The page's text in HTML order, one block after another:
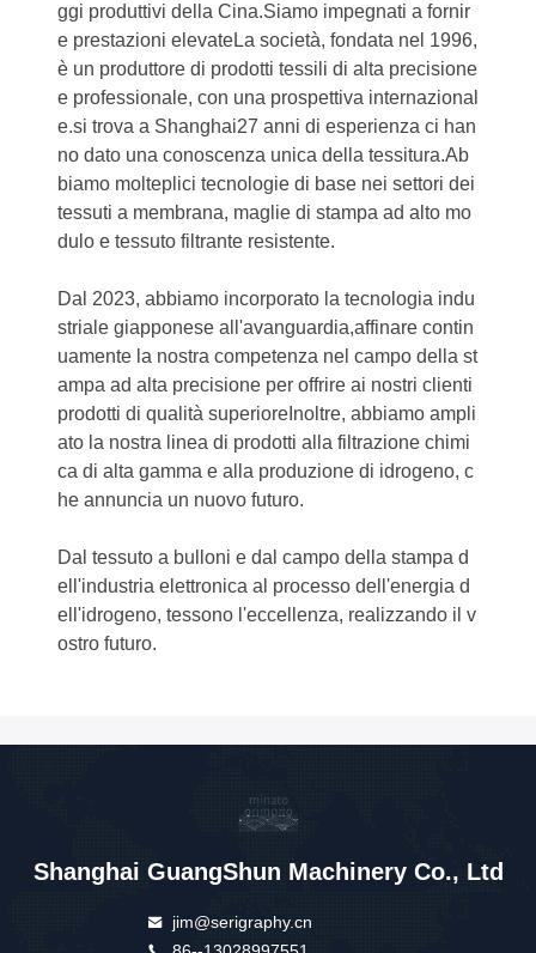
ggi produttivi della Cina.Siamo impegnati a fornir
e prestazioni elevateLa società, fondata nel 1996,
è un produttore di prodotti tessili di alta precisione
e professionale, con una prospettiva internazional
e.si trova a Shanghai27 anni di esperienza ci han
no dato una conoscenza unica della tessitura.Ab
biamo molteplici tecnologie di base nei settori dei
tessuti a membrana, maglie di stampa ad alto mo
dulo e tessuto filtrante resistente.
Dal 2023, abbiamo incorporato la tecnologia indu
striale giapponese all'avanguardia,affinare contin
uamente la nostra competenza nel campo della st
ampa ad alta precisione per offrire ai nostri clienti
prodotti di qualità superioreInoltre, abbiamo ampli
ato la nostra linea di prodotti alla filtrazione chimi
ca di alta gamma e alla produzione di idrogeno, c
he annuncia un nuovo futuro.
Dal tessuto a bulloni e dal campo della stampa d
ell'industria elettronica al processo dell'energia d
ell'idrogeno, tessono l'eccellenza, realizzando il v
ostro futuro.
Shanghai GuangShun Machinery Co., Ltd
jim@serigraphy.cn